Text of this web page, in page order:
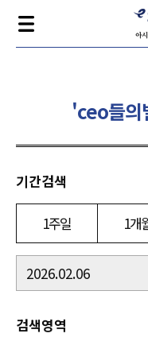
'ceo들의
기간검색
1주일 1개
검색영역